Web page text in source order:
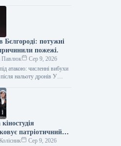
Бєлгороді: потужні
пожежі.
Павлюк
Сер 9, 2026
атакою: численні вибухи
нальоту дронів У
серія вибухів та
пожежі.…
патріотичний
світу»
Сер 9, 2026